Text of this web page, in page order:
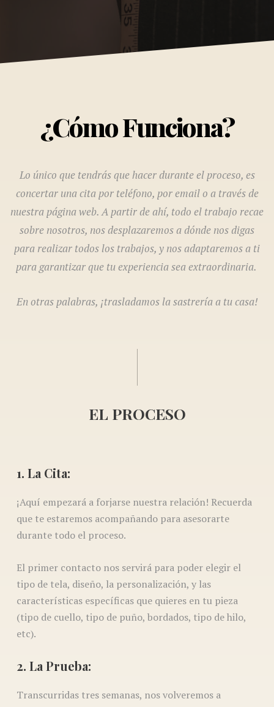
¿cómo Funciona?
Lo único que tendrás que hacer durante el proceso, es
concertar una cita por teléfono, por email o a través de
nuestra página web. A partir de ahí, todo el trabajo recae
sobre nosotros, nos desplazaremos a dónde nos digas
para realizar todos los trabajos, y nos adaptaremos a ti
para garantizar que tu experiencia sea extraordinaria.
En otras palabras, ¡trasladamos la sastrería a tu casa!
EL PROCESO
1. La Cita:
¡Aquí empezará a forjarse nuestra relación! Recuerda
que te estaremos acompañando para asesorarte
durante todo el proceso.
El primer contacto nos servirá para poder elegir el
tipo de tela, diseño, la personalización, y las
características específicas que quieres en tu pieza
(tipo de cuello, tipo de puño, bordados, tipo de hilo,
etc).
2. La Prueba:
Transcurridas tres semanas, nos volveremos a